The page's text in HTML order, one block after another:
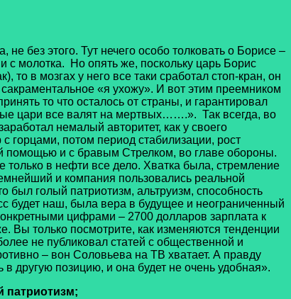
этого. Тут нечего особо толковать о Борисе –
с молотка. Но опять же, поскольку царь Борис
то в мозгах у него все таки сработал стоп-кран, он
«я ухожу». И вот этим преемником
то что осталось от страны, и гарантировал
цари все валят на мертвых…….». Так всегда, во
немалый авторитет, как у своего
горцами, потом период стабилизации, рост
помощью и с бравым Стрелком, во главе обороны.
в нефти все дело. Хватка была, стремление
и компания пользовались реальной
был голый патриотизм, альтруизм, способность
будет наш, была вера в будущее и неограниченный
цифрами – 2700 долларов зарплата к
Вы только посмотрите, как изменяются тенденции
не публиковал статей с общественной и
– вон Соловьева на ТВ хватает. А правду
другую позицию, и она будет не очень удобная».
патриотизм;